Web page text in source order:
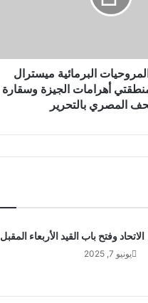
البرمائية ميسترال
أهرامات الجيزة وسقارة
المصري بالتحرير
الاتحاد وفتح باب القيد الأربعاء المقبل
يونيو 7, 2025